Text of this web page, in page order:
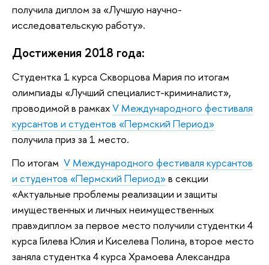
получила диплом за «Лучшую научно-
исследовательскую работу».
Достижения 2018 года:
Студентка 1 курса Скворцова Мария по итогам
олимпиады «Лучший специалист-криминалист»,
проводимой в рамкахV Международного фестиваля
курсантов и студентов «Пермский Период»
получила приз за 1 место.
По итогам V Международного фестиваля курсантов
и студентов «Пермский Период»в секции
«Актуальные проблемы реализации и защиты
имущественных и личных неимущественных
прав»диплом за первое место получили студентки 4
курса Гилева Юлия и Киселева Полина, второе место
заняла студентка 4 курса Храмоева Александра